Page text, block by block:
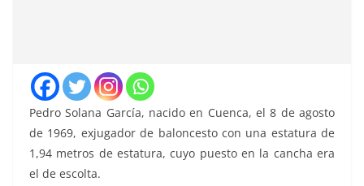
Pedro Solana García, nacido en Cuenca, el 8 de agosto
de 1969, exjugador de baloncesto con una estatura de
1,94 metros de estatura, cuyo puesto en la cancha era
el de escolta.